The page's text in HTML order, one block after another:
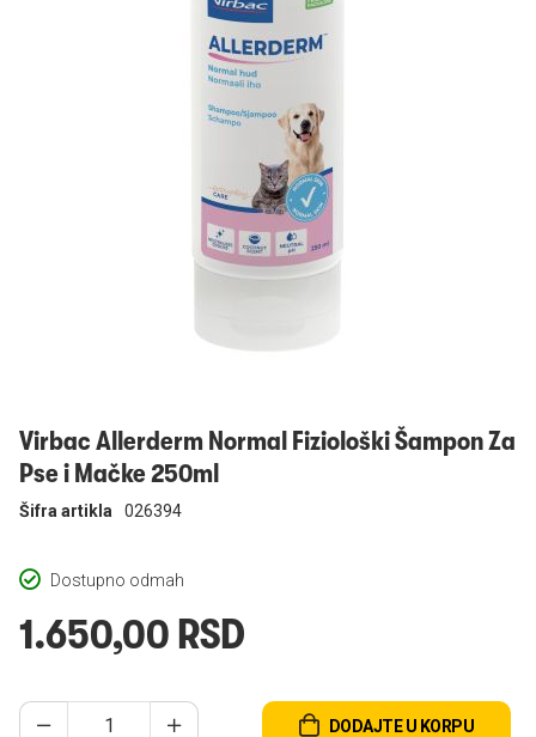
Virbac Allerderm Normal Fiziološki Šampon Za
Pse i Mačke 250ml
Dostupno odmah
Šifra artikla 026394
1.650,00 RSD
DODAJTE U KORPU